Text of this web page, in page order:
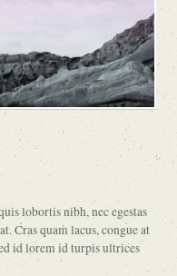
lobortis nibh, nec egestas
Cras quam lacus, congue at
id lorem id turpis ultrices